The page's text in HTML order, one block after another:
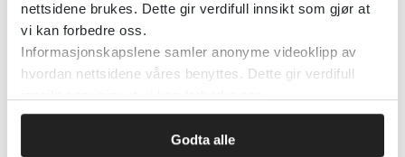
nettsidene brukes. Dette gir verdifull innsikt som gjør at
vi kan forbedre oss.
Informasjonskapslene samler anonyme videoklipp av
hvordan nettsidene våres benyttes. Dette gir verdifull
Godta alle
Hvordan voksne med autisme
opplever arbeidslivet: En
systematisk kartlegging og
syntese
Autism in Adulthood